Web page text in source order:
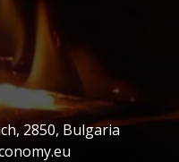
2850, Bulgaria